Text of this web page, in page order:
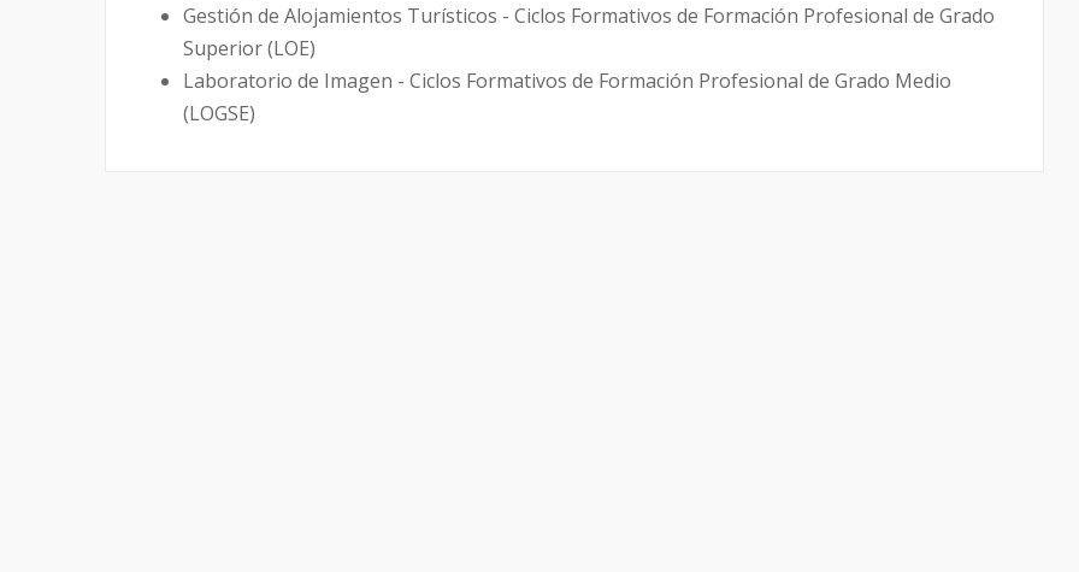
Gestión de Alojamientos Turísticos - Ciclos Formativos de Formación Profesional de Grado
Superior (LOE)
Laboratorio de Imagen - Ciclos Formativos de Formación Profesional de Grado Medio
(LOGSE)